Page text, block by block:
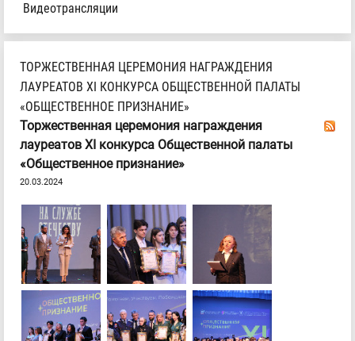
Видеотрансляции
ТОРЖЕСТВЕННАЯ ЦЕРЕМОНИЯ НАГРАЖДЕНИЯ
ЛАУРЕАТОВ ХI КОНКУРСА ОБЩЕСТВЕННОЙ ПАЛАТЫ
«ОБЩЕСТВЕННОЕ ПРИЗНАНИЕ»
Торжественная церемония награждения
лауреатов ХI конкурса Общественной палаты
«Общественное признание»
20.03.2024